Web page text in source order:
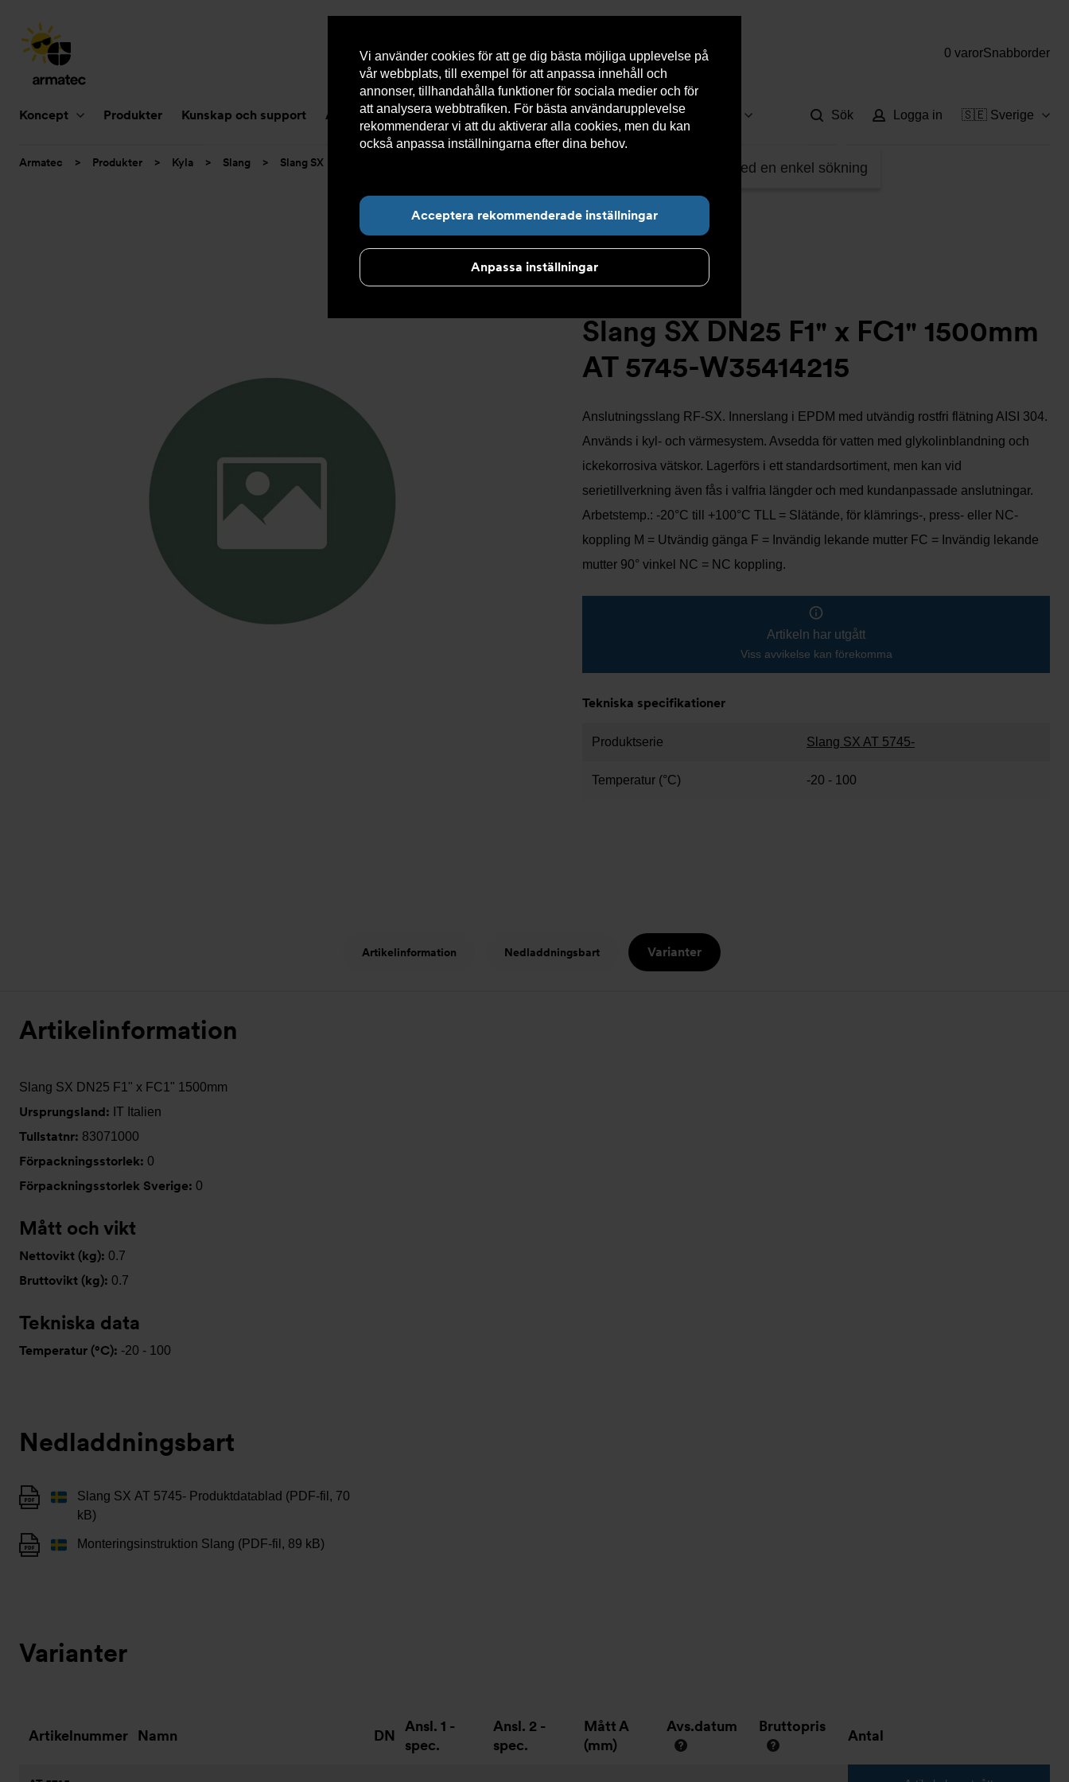
Vi använder cookies för att ge dig bästa möjliga upplevelse på
vår webbplats, till exempel för att anpassa innehåll och
annonser, tillhandahålla funktioner för sociala medier och för
att analysera webbtrafiken. För bästa användarupplevelse
rekommenderar vi att du aktiverar alla cookies, men du kan
också anpassa inställningarna efter dina behov.
Acceptera rekommenderade inställningar
Anpassa inställningar
0 varorSnabborder
Koncept Produkter Kunskap och support Aktuellt Om Armatec Hållbarhet Kontakta oss Kundservice
Hitta det du letar efter med en enkel sökning
Sök Logga in 🇸🇪 Sverige
Du
Armatec > Produkter > Kyla > Slang > Slang SX Slang SX DN25 F1" x FC1" 1500mm AT 5745-W35414215
Slang SX DN25 F1" x FC1" 1500mm
AT 5745-W35414215
Anslutningsslang RF-SX. Innerslang i EPDM med utvändig rostfri flätning AISI 304.
Används i kyl- och värmesystem. Avsedda för vatten med glykolinblandning och
ickekorrosiva vätskor. Lagerförs i ett standardsortiment, men kan vid
serietillverkning även fås i valfria längder och med kundanpassade anslutningar.
Arbetstemp.: -20°C till +100°C TLL = Slätände, för klämrings-, press- eller NC-
koppling M = Utvändig gänga F = Invändig lekande mutter FC = Invändig lekande
mutter 90° vinkel NC = NC koppling.
Artikeln har utgått
Viss avvikelse kan förekomma
Tekniska specifikationer
Produktserie Slang SX AT 5745-
Temperatur (°C) -20 - 100
Artikelinformation Nedladdningsbart Varianter
Artikelinformation
Slang SX DN25 F1" x FC1" 1500mm
Ursprungsland: IT Italien
Tullstatnr: 83071000
Förpackningsstorlek: 0
Förpackningsstorlek Sverige: 0
Mått och vikt
Nettovikt (kg): 0.7
Bruttovikt (kg): 0.7
Tekniska data
Temperatur (°C): -20 - 100
Nedladdningsbart
Slang SX AT 5745- Produktdatablad (PDF-fil, 70
kB)
Monteringsinstruktion Slang (PDF-fil, 89 kB)
Varianter
Artikelnummer Namn DN
Ansl. 1 -
spec.
Ansl. 2 -
spec.
Mått A
(mm)
Avs.datum Bruttopris
Antal